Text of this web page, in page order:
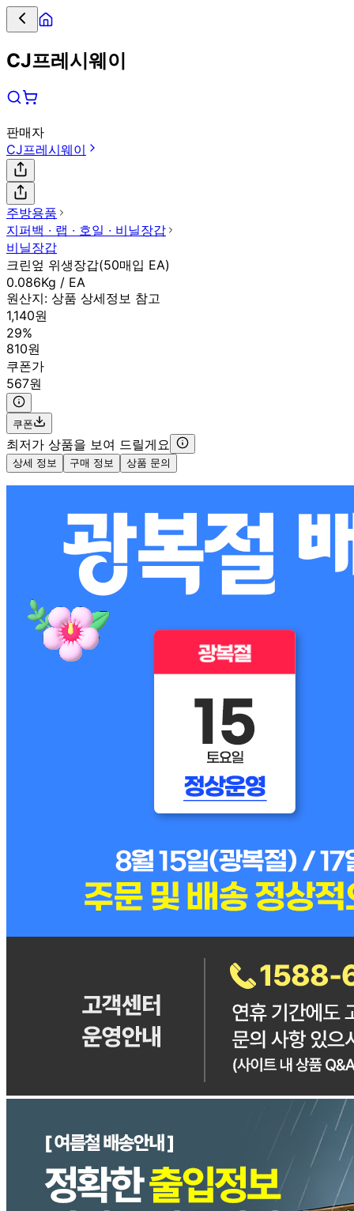
CJ프레시웨이
판매자
CJ프레시웨이
주방용품
지퍼백 ∙ 랩 ∙ 호일 ∙ 비닐장갑
비닐장갑
크린엎 위생장갑(50매입 EA)
0.086Kg / EA
원산지: 상품 상세정보 참고
1,140원
29%
810원
쿠폰가
567원
쿠폰
최저가 상품을 보여 드릴게요
상세 정보 구매 정보 상품 문의